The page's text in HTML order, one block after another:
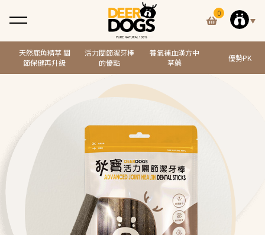
0
天然鹿角精萃 關
節保健再升級
活力關節潔牙棒
的優點
養氣補血漢方中
草藥
優勢PK